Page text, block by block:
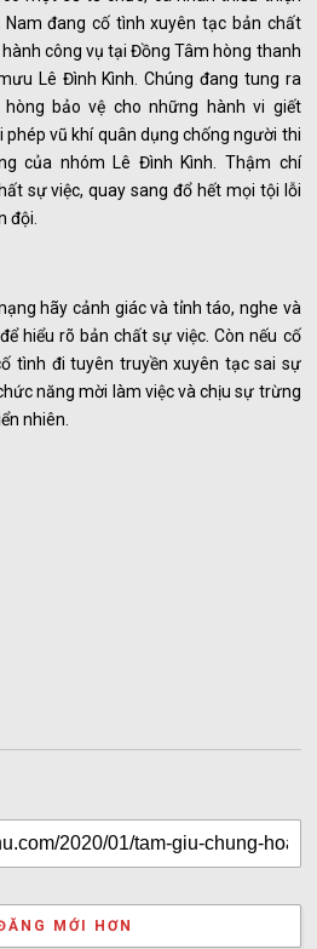
đang cố tình xuyên tạc bản chất
công vụ tại Đồng Tâm hòng thanh
Lê Đình Kình. Chúng đang tung ra
bảo vệ cho những hành vi giết
vũ khí quân dụng chống người thi
của nhóm Lê Đình Kình. Thậm chí
sự việc, quay sang đổ hết mọi tội lỗi
đội.
hãy cảnh giác và tỉnh táo, nghe và
hiểu rõ bản chất sự việc. Còn nếu cố
tình đi tuyên truyền xuyên tạc sai sự
năng mời làm việc và chịu sự trừng
nhiên.
MỚI HƠN